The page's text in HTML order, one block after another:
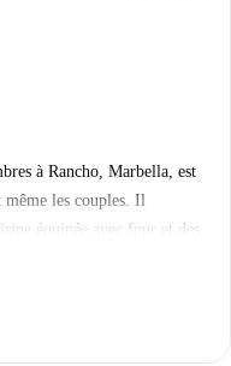
à Rancho, Marbella, est
même les couples. Il
équipée avec four et des
linge à votre disposition.